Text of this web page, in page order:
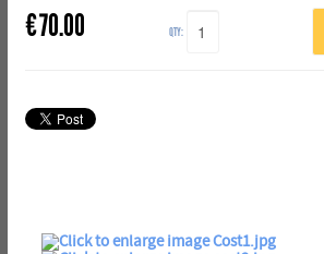
€70.00 QTY: